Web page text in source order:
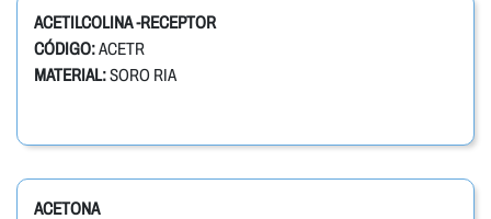
ACETILCOLINA -RECEPTOR
CÓDIGO:ACETR
MATERIAL:SORO RIA
ACETONA